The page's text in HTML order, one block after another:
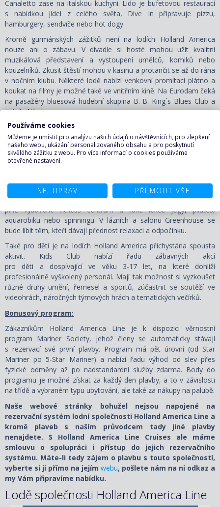
Canaletto zase na italskou kuchyni. Lido je bufetovou restaurací
s nabídkou jídel z celého světa, Dive In připravuje pizzu,
hamburgery, sendviče nebo hot dogy.
Kromě gurmánských zážitků není na lodích Holland America
nouze ani o zábavu. V divadle si hosté mohou užít kvalitní
muzikálová představení a vystoupení umělců, komiků nebo
kouzelníků. Zkusit štěstí mohou v kasinu a protančit se až do rána
v nočním klubu. Některé lodě nabízí venkovní promítací plátno a
koukat na filmy je možné také ve vnitřním kině. Na Eurodam čeká
na pasažéry bluesová hudební skupina B. B. King´s Blues Club a
její skvělé show.
Připraveny jsou kuchařské workshopy a lekce včetně ochutnávky
vín, aranžování květin, ledového sochařství nebo zdobení dortů.
V rámci digitálního workshopu je možné rozšířit si svoje
počítačové znalosti nebo se naučit upravovat fotky. Na lodích je
příznivci aktivního trávení volného času: v bazénech, při ping
pongu, basketbalu a mnoha dalších činnostech. K dispozici jsou
plně vybavené fitness centrum a také lekce jógy, pilates,
aquarobiku nebo spinningu. V lázních a salonu Greenhouse se
bude líbit těm, kteří dávají přednost relaxaci a odpočinku.
Také pro děti je na lodích Holland America přichystána spousta
aktivit. Kids Club nabízí řadu zábavných akcí
pro děti a dospívající ve věku 3-17 let, na které dohlíží
profesionálně vyškolený personál. Mají tak možnost si vyzkoušet
různé druhy umění, řemesel a sportů, zúčastnit se soutěží ve
videohrách, náročných týmových hrách a tematických večírků.
Bonusový program:
Zákazníkům Holland America Line je k dispozici věrnostní
program Mariner Society, jehož členy se automaticky stávají
s rezervací své první plavby. Program má pět úrovní (od Star
Mariner po 5-Star Mariner) a nabízí řadu výhod od slev přes
fyzické odměny až po nadstandardní služby zdarma. Body do
programu je možné získat za každý den plavby, a to v závislosti
na třídě a vybraném typu ubytování, ale také za nákupy na palubě.
Naše webové stránky bohužel nejsou napojené na
rezervační systém lodní společnosti Holland America Line a
kromě plaveb s naším průvodcem tady jiné plavby
nenajdete. S Holland America Line Cruises ale máme
smlouvu o spolupráci i přístup do jejich rezervačního
systému. Máte-li tedy zájem o plavbu s touto společností,
vyberte si ji přímo na jejím webu, pošlete nám na ni odkaz a
my Vám připravíme nabídku.
Lodě společnosti Holland America Line
Používáme cookies
Můžeme je umístit pro analýzu našich údajů o návštěvnících, pro zlepšení
našeho webu, ukázání personalizovaného obsahu a pro poskytnutí
skvělého zážitku z webu. Pro více informací o cookies používáme
otevřené nastavení.
NE, UPRAV PŘIJMOUT VŠE